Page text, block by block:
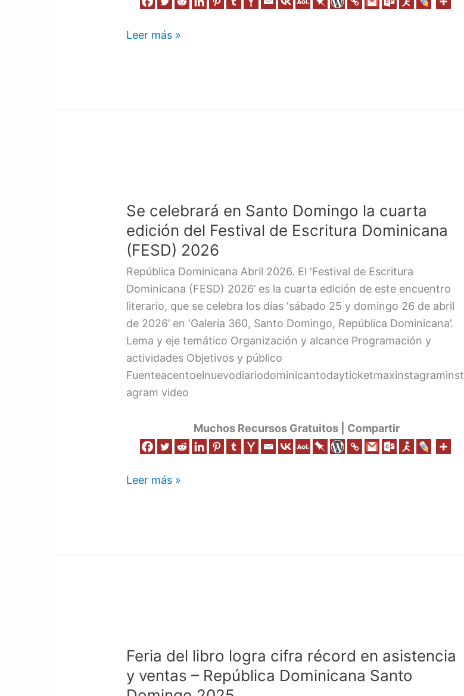
Fest
Leer más »
Se celebrará en Santo Domingo la cuarta
edición del Festival de Escritura Dominicana
(FESD) 2026
República Dominicana Abril 2026. El ‘Festival de Escritura
Dominicana (FESD) 2026’ es la cuarta edición de este encuentro
literario, que se celebra los días ‘sábado 25 y domingo 26 de abril
de 2026’ en ‘Galería 360, Santo Domingo, República Dominicana’.
Lema y eje temático Organización y alcance Programación y
actividades Objetivos y público
Fuenteacentoelnuevodiariodominicantodayticketmaxinstagraminst
agram video
Muchos Recursos Gratuitos | Compartir
en
Santo
Domingo
la
cuarta
edición
del
Festival
de
Escritura
Dominicana
(FESD)
Leer más »
Feria del libro logra cifra récord en asistencia
y ventas – República Dominicana Santo
libro
logra
cifra